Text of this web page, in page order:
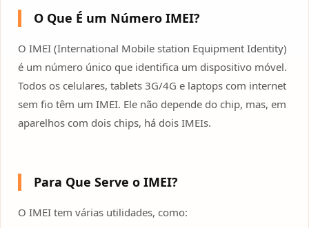
O Que É um Número IMEI?
O IMEI (International Mobile station Equipment Identity)
é um número único que identifica um dispositivo móvel.
Todos os celulares, tablets 3G/4G e laptops com internet
sem fio têm um IMEI. Ele não depende do chip, mas, em
aparelhos com dois chips, há dois IMEIs.
Para Que Serve o IMEI?
O IMEI tem várias utilidades, como: